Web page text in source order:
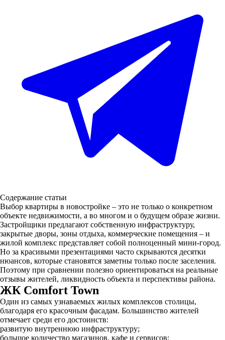
Содержание статьи
Выбор квартиры в новостройке – это не только о конкретном
объекте недвижимости, а во многом и о будущем образе жизни.
Застройщики предлагают собственную инфраструктуру,
закрытые дворы, зоны отдыха, коммерческие помещения – и
жилой комплекс представляет собой полноценный мини-город.
Но за красивыми презентациями часто скрываются десятки
нюансов, которые становятся заметны только после заселения.
Поэтому при сравнении полезно ориентироваться на реальные
отзывы жителей, ликвидность объекта и перспективы района.
ЖК Comfort Town
Один из самых узнаваемых жилых комплексов столицы,
благодаря его красочным фасадам. Большинство жителей
отмечает среди его достоинств:
развитую внутреннюю инфраструктуру;
большое количество магазинов, кафе и сервисов;